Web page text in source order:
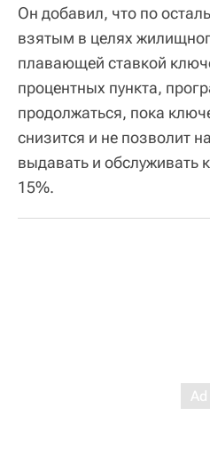
Он добавил, что по
взятым в целях
плавающей ставкой
процентных пункта,
продолжаться, пока
снизится и не позволит
выдавать и обслуживать
15%.